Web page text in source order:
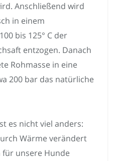
Anschließend wird
in einem
bis 125° C der
entzogen. Danach
Rohmasse in eine
200 bar das natürliche
es nicht viel anders:
Wärme verändert
für unsere Hunde